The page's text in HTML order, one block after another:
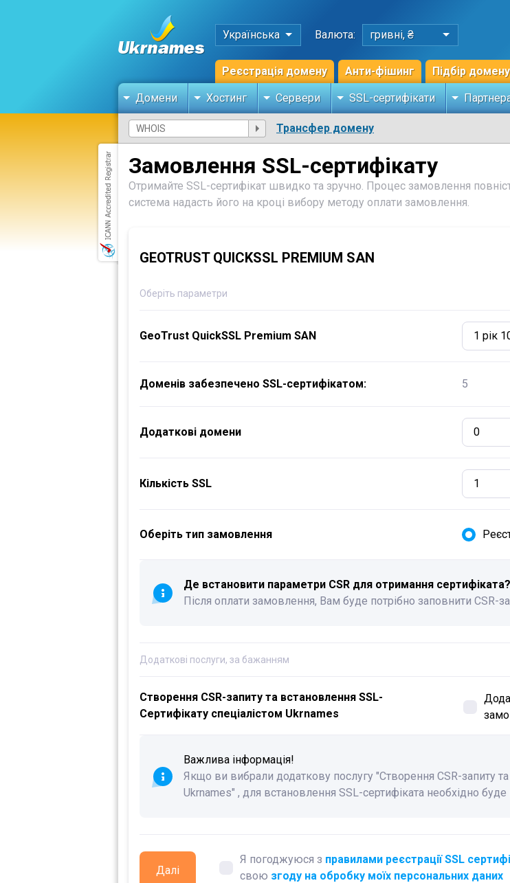
Українська Валюта: гривні, ₴
Реєстрація домену Анти-фішинг Підбір домену
Домени Хостинг Сервери SSL-сертифікати
Трансфер домену
Замовлення SSL-сертифікату
Отримайте SSL-сертифікат швидко та зручно. Процес замовлення
система надасть його на кроці вибору методу оплати замовлення.
GEOTRUST QUICKSSL PREMIUM SAN
Оберіть параметри
GeoTrust QuickSSL Premium SAN 1 рік
Доменів забезпечено SSL-сертифікатом: 5
Додаткові домени 0
Кількість SSL
Оберіть тип замовлення
Де встановити параметри CSR для отримання сертифіката?
Після оплати замовлення, Вам буде потрібно заповнити CSR-
Додаткові послуги, за бажанням
Створення CSR-запиту та встановлення SSL-
Сертифікату спеціалістом Ukrnames
Важлива інформація!
Якщо ви вибрали додаткову послугу "Створення CSR-запиту
Ukrnames" , для встановлення SSL-сертифіката необхідно
Далі
Я погоджуюся з правилами реєстрації SSL
свою згоду на обробку моїх персональних даних